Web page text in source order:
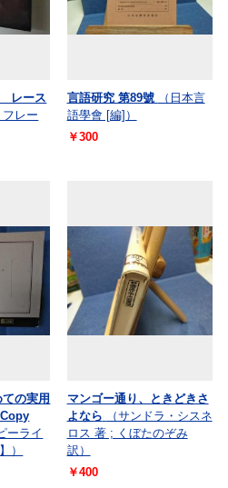
レース
フレー
言語研究 第89號
（日本言
語學會 [編]）
￥300
の実用
ーライ
）
マンゴー通り、ときどきさ
よなら
（サンドラ・シスネ
ロス 著 ; くぼたのぞみ
訳）
￥400